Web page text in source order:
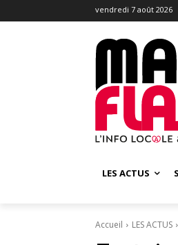
vendredi 7 août 2026
LES ACTUS
Accueil LES ACTUS